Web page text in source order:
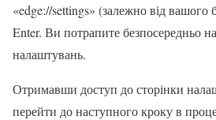
«edge://settings» (залежно від вашого
Enter. Ви потрапите безпосередньо
налаштувань.
Отримавши доступ до сторінки
перейти до наступного кроку в